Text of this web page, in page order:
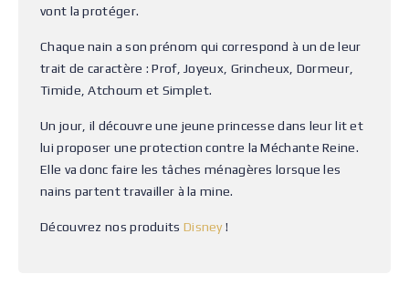
vont la protéger.
Chaque nain a son prénom qui correspond à un de leur
trait de caractère : Prof, Joyeux, Grincheux, Dormeur,
Timide, Atchoum et Simplet.
Un jour, il découvre une jeune princesse dans leur lit et
lui proposer une protection contre la Méchante Reine.
Elle va donc faire les tâches ménagères lorsque les
nains partent travailler à la mine.
Découvrez nos produits Disney!